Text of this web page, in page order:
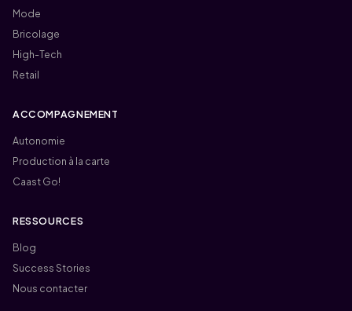
Mode
Bricolage
High-Tech
Retail
ACCOMPAGNEMENT
Autonomie
Production à la carte
Caast Go!
RESSOURCES
Blog
Success Stories
Nous contacter